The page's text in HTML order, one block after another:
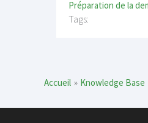
Préparation de la
Tags:
Accueil Knowledge Base